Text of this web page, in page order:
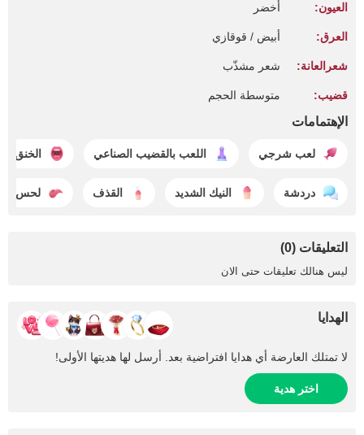
العيون: أخضر
العرق: أبيض / قوقازي
شعرالعانة: شعر مشذّب
قضيب: متوسطة الحجم
الإهتمامات
لعب شرجي اللعب بالقضيب الصناعي الخنق
دردشة النيك الشديد القذف لحس
التعليقات (0)
ليس هنالك تعليقات حتى الان
الهدايا
لا تمتلك العارضة أي هدايا افتراضية بعد. أرسل لها هديتها الأولى!
اختر هدية